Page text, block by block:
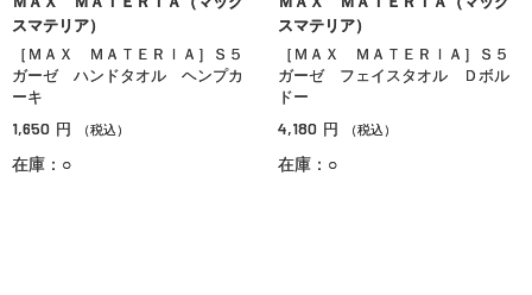
スマテリア）
［ＭＡＸ ＭＡＴＥＲＩＡ］Ｓ５
ガーゼ ハンドタオル ヘンプカ
ーキ
1,650 円 （税込）
在庫：○
スマテリア）
［ＭＡＸ ＭＡＴＥＲＩＡ］Ｓ５
ガーゼ フェイスタオル Ｄボル
ドー
4,180 円 （税込）
在庫：○